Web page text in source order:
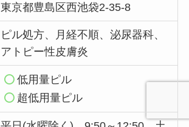
東京都豊島区西池袋2-35-8
ピル処方、月経不順、泌尿器科、
アトピー性皮膚炎
低用量ピル
超低用量ピル